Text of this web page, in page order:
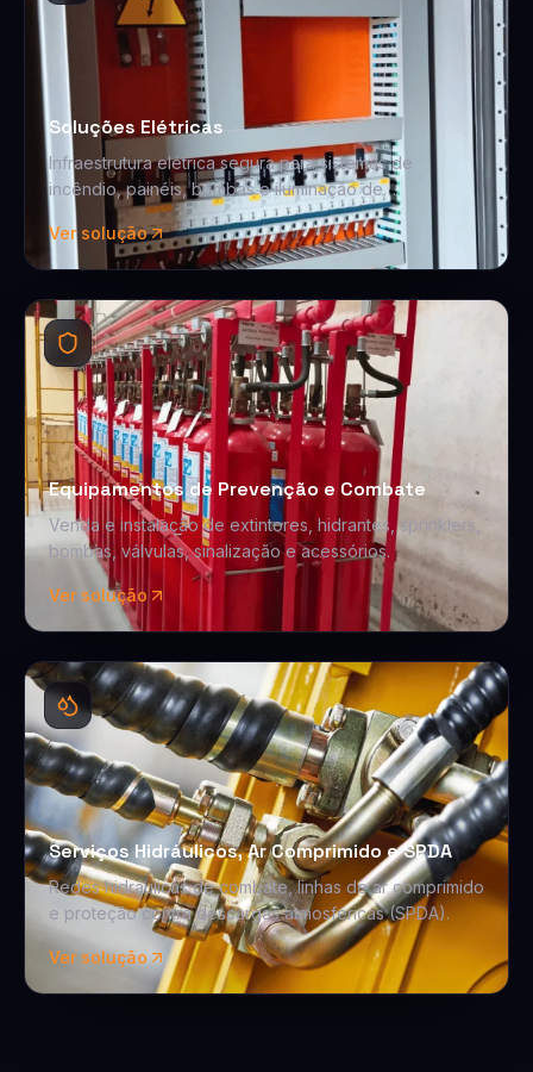
Soluções Elétricas
Infraestrutura elétrica segura para sistemas de
incêndio, painéis, bombas e iluminação de
emergência.
Ver solução
Equipamentos de Prevenção e Combate
Venda e instalação de extintores, hidrantes, sprinklers,
bombas, válvulas, sinalização e acessórios.
Ver solução
Serviços Hidráulicos, Ar Comprimido e SPDA
Redes hidráulicas de combate, linhas de ar comprimido
e proteção contra descargas atmosféricas (SPDA).
Ver solução